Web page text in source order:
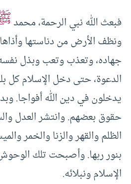
فبعث الله نبي الرحمة، محمد
ونظف الأرض من دناستها
جهاده، وتعذب وتعب وبذل
الدعوة، حتى دخل الإسلام كل
يدخلون في دين الله أفواجا.
حقوق بعضهم. وانتشر العدل
الظلم والقهر والزنا والخمر
بنور ربها. وأصبحت تلك
الإسلام ونبلائه.